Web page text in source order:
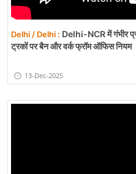
Delhi / Delhi : Delhi-NCR में गंभीर
ट्रकों पर बैन और वर्क फ्रॉम ऑफिस नियम
13-Dec-2025